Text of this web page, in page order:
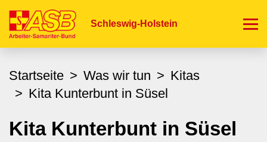
zum
Schleswig-Holstein
Startseite Was wir tun
Kitas
Kita Kunterbunt in Süsel
Kita Kunterbunt in Süsel